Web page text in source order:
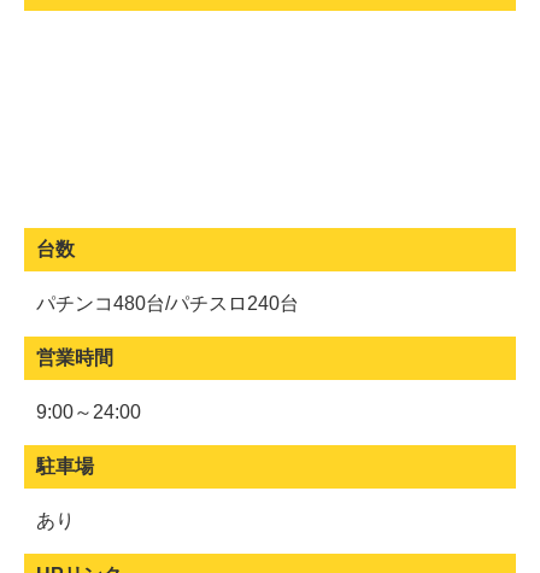
台数
パチンコ480台/パチスロ240台
営業時間
9:00～24:00
駐車場
あり